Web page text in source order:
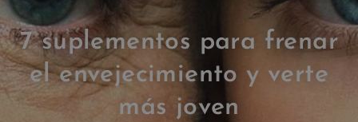
7 suplementos para frenar
el envejecimiento y verte
más joven